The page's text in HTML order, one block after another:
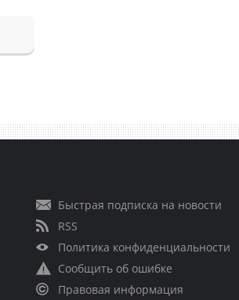
Быстрая подписка на новости
RSS
Политика конфиденциальности
Сообщить об ошибке
Правовая информация